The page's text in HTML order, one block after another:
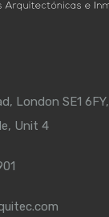
London SE1 6FY,
Unit 4